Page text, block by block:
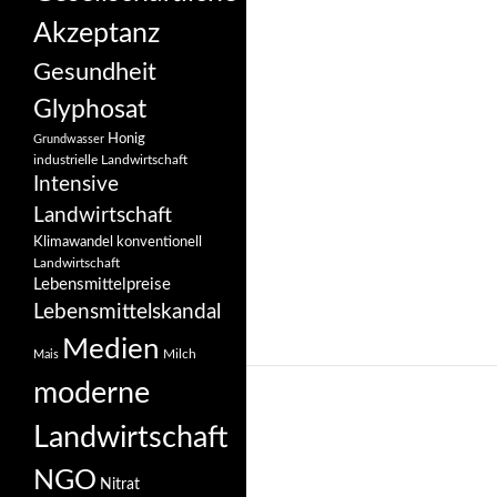
Akzeptanz
Gesundheit
Glyphosat
Grundwasser Honig
industrielle Landwirtschaft
Intensive
Landwirtschaft
Klimawandel konventionell
Landwirtschaft
Lebensmittelpreise
Lebensmittelskandal
Mais Medien Milch
moderne
Landwirtschaft
NGO Nitrat